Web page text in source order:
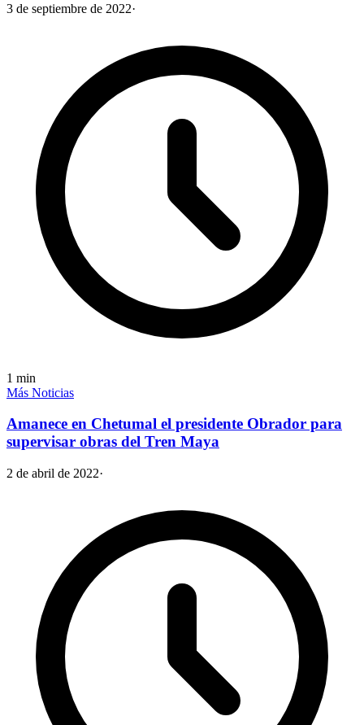
3 de septiembre de 2022·
1 min
Más Noticias
Amanece en Chetumal el presidente Obrador para
supervisar obras del Tren Maya
2 de abril de 2022·